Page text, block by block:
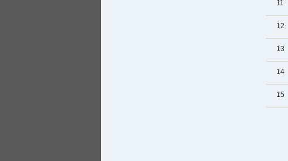
11
12
13
14
15